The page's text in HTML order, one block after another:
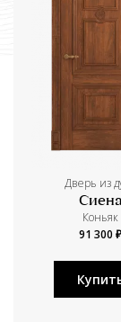
Дверь из
Коньяк
91 300 ₽